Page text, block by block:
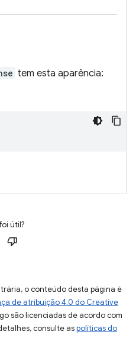
tem esta aparência:
útil?
o conteúdo desta página é
de atribuição 4.0 do Creative
são licenciadas de acordo com
consulte aspolíticas do